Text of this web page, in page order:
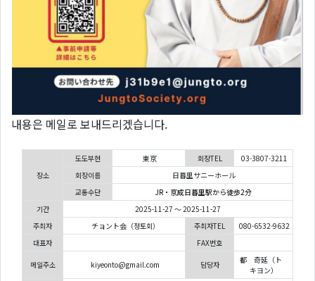
내용은 메일로 보내드리겠습니다.
장소
도도부현 東京 회장TEL
03-3807-3211
회장이름
日暮里サニーホール
교통수단
JR・京成日暮里駅から徒歩2分
기간
2025-11-27 ～ 2025-11-27
주최자
チョント会（정토회） 주최자TEL
080-6532-9632
대표자
FAX번호
메일주소 kiyeonto@gmail.com 담당자
都 奇延（ト
キヨン）